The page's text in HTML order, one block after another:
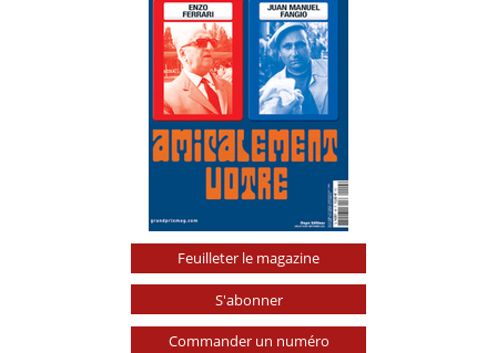
Feuilleter le magazine
S'abonner
Commander un numéro